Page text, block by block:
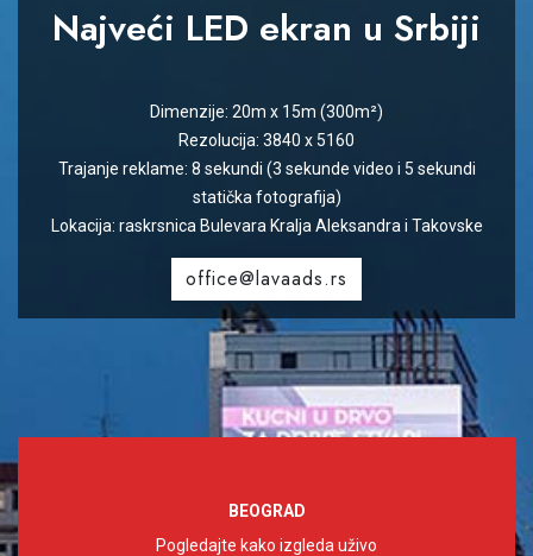
Najveći LED ekran u Srbiji
Dimenzije: 20m x 15m (300m²)
Rezolucija: 3840 x 5160
Trajanje reklame: 8 sekundi (3 sekunde video i 5 sekundi
statička fotografija)
Lokacija: raskrsnica Bulevara Kralja Aleksandra i Takovske
office@lavaads.rs
BEOGRAD
Pogledajte kako izgleda uživo